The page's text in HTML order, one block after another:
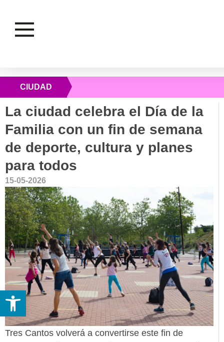
Abrir barra de herramientas
CIUDAD
La ciudad celebra el Día de la
Familia con un fin de semana
de deporte, cultura y planes
para todos
15-05-2026
Tres Cantos volverá a convertirse este fin de